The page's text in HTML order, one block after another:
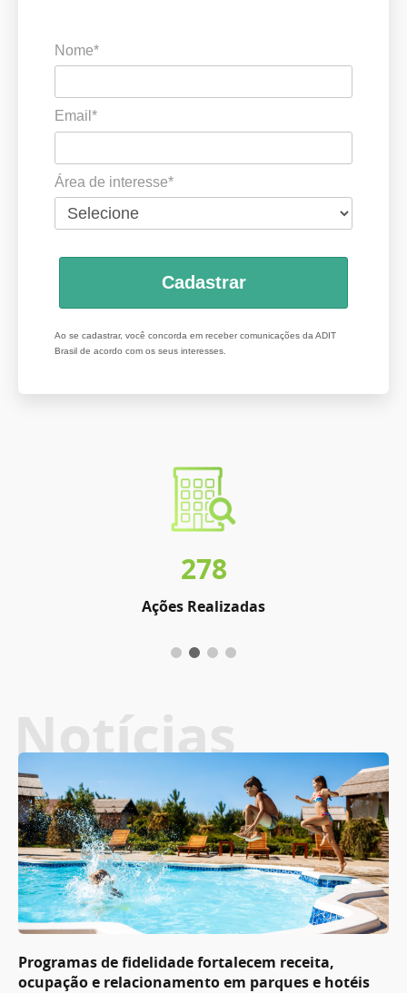
Nome*
Email*
Área de interesse*
Cadastrar
Ao se cadastrar, você concorda em receber comunicações da ADIT
Brasil de acordo com os seus interesses.
278
Ações Realizadas
Notícias
Programas de fidelidade fortalecem receita,
ocupação e relacionamento em parques e hotéis